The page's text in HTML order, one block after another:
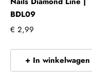
BDL09
€ 2,99
+ In winkelwagen